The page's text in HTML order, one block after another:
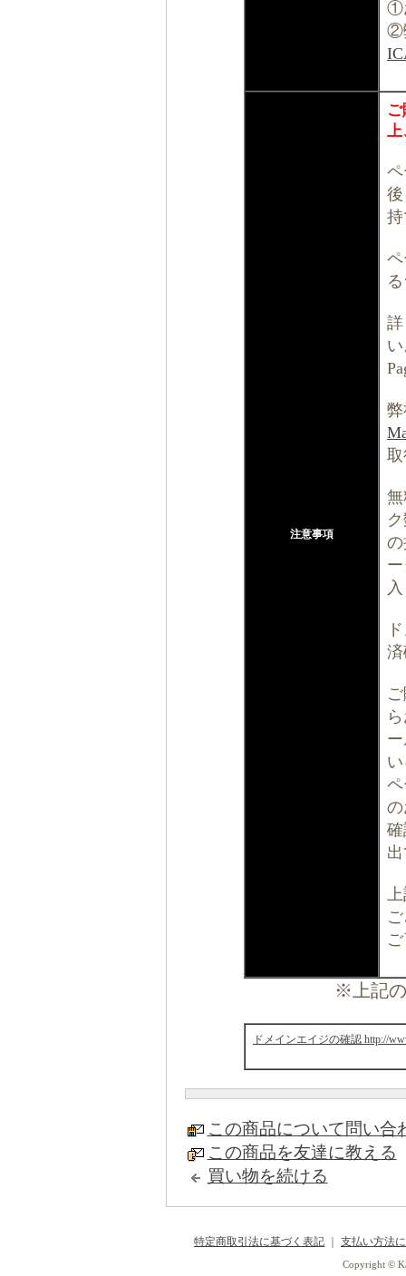
①
②
注意事項
※上記
ドメインエイジの確認 http://
この商品について問い合
この商品を友達に教える
買い物を続ける
特定商取引法に基づく表記 支払い方法
Copyright ©